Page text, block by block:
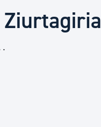
.